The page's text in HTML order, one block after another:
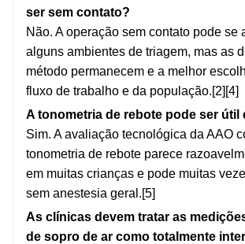
ser sem contato?
Não. A operação sem contato pode se
alguns ambientes de triagem, mas as
método permanecem e a melhor
fluxo de trabalho e da população.[2][4]
A tonometria de rebote pode ser útil
Sim. A avaliação tecnológica da AAO
tonometria de rebote parece
em muitas crianças e pode muitas
sem anestesia geral.[5]
As clínicas devem tratar as
de sopro de ar como totalmente